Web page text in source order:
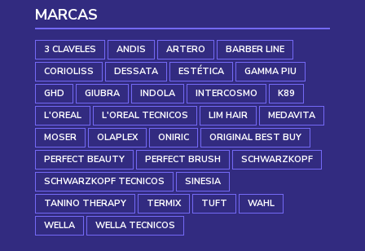
MARCAS
3 CLAVELES ANDIS ARTERO
BARBER LINE
CORIOLISS
DESSATA ESTÉTICA
GAMMA PIU
GHD
GIUBRA INDOLA INTERCOSMO
K89
L'OREAL
L'OREAL TECNICOS LIM HAIR
MEDAVITA
MOSER
OLAPLEX ONIRIC
ORIGINAL BEST BUY
PERFECT BEAUTY
PERFECT BRUSH
SCHWARZKOPF
SCHWARZKOPF TECNICOS
SINESIA
TANINO THERAPY
TERMIX TUFT
WAHL
WELLA
WELLA TECNICOS